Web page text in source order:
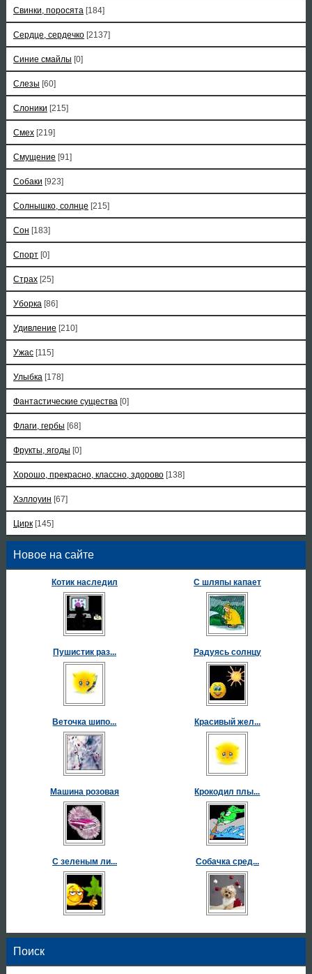
Свинки, поросята [184]
Сердце, сердечко [2137]
Синие смайлы [0]
Слезы [60]
Слоники [215]
Смех [219]
Смущение [91]
Собаки [923]
Солнышко, солнце [215]
Сон [183]
Спорт [0]
Страх [25]
Уборка [86]
Удивление [210]
Ужас [115]
Улыбка [178]
Фантастические существа [0]
Флаги, гербы [68]
Фрукты, ягоды [0]
Хорошо, прекрасно, классно, здорово [138]
Хэллоуин [67]
Цирк [145]
Новое на сайте
Котик наследил С шляпы капает
Пушистик раз... Радуясь солнцу
Веточка шипо... Красивый жел...
Машина розовая Крокодил плы...
С зеленым ли... Собачка сред...
Поиск